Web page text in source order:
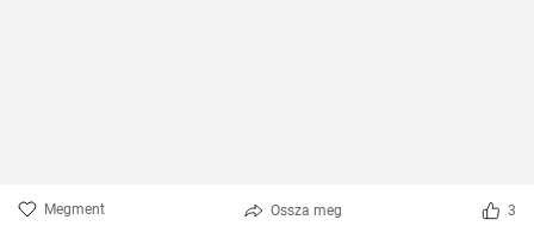
Megment Ossza meg 3